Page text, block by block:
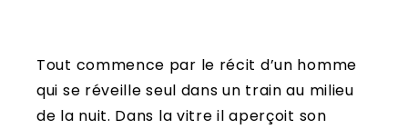
Tout commence par le récit d’un homme
qui se réveille seul dans un train au milieu
de la nuit. Dans la vitre il aperçoit son